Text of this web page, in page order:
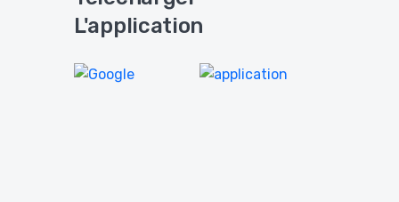
L'application